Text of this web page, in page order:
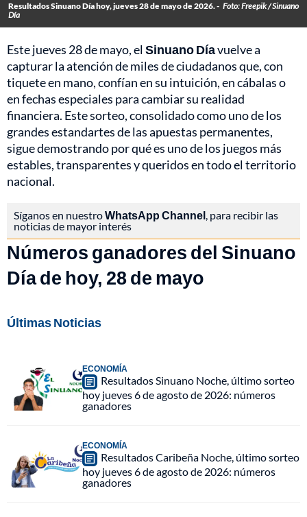
Resultados Sinuano Día hoy, jueves 28 de mayo de 2026. - Foto: Freepik / Sinuano
Día
Este jueves 28 de mayo, elSinuano Díavuelve a
capturar la atención de miles de ciudadanos que, con
tiquete en mano, confían en su intuición, en cábalas o
en fechas especiales para cambiar su realidad
financiera. Este sorteo, consolidado como uno de los
grandes estandartes de las apuestas permanentes,
sigue demostrando por qué es uno de los juegos más
estables, transparentes y queridos en todo el territorio
nacional.
Síganos en nuestroWhatsApp Channel, para recibir las
noticias de mayor interés
Números ganadores del Sinuano
Día de hoy, 28 de mayo
Últimas Noticias
ECONOMÍA
Resultados Sinuano Noche, último sorteo
hoy jueves 6 de agosto de 2026: números
ganadores
ECONOMÍA
Resultados Caribeña Noche, último sorteo
hoy jueves 6 de agosto de 2026: números
ganadores